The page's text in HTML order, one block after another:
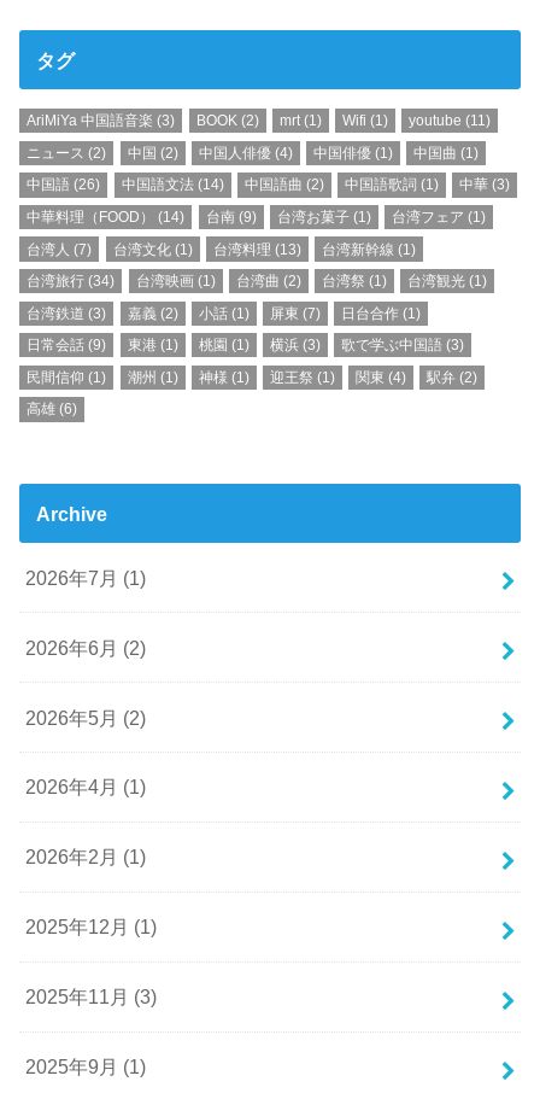
タグ
AriMiYa 中国語音楽 (3) BOOK(2) mrt(1) Wifi (1) youtube (11)
ニュース (2) 中国 (2) 中国人俳優(4) 中国俳優 (1) 中国曲 (1)
中国語 (26) 中国語文法 (14) 中国語曲 (2) 中国語歌詞 (1) 中華 (3)
中華料理（FOOD）
(14) 台南 (9) 台湾お菓子(1) 台湾フェア (1)
台湾人 (7) 台湾文化(1) 台湾料理 (13) 台湾新幹線 (1)
台湾旅行 (34) 台湾映画(1) 台湾曲 (2) 台湾祭 (1) 台湾観光 (1)
台湾鉄道 (3) 嘉義 (2) 小話(1) 屏東 (7) 日台合作 (1)
日常会話 (9) 東港(1) 桃園 (1) 横浜 (3) 歌で学ぶ中国語 (3)
民間信仰 (1) 潮州 (1) 神様 (1) 迎王祭 (1) 関東 (4) 駅弁 (2)
高雄 (6)
Archive
2026年7月 (1)
2026年6月 (2)
2026年5月 (2)
2026年4月 (1)
2026年2月 (1)
2025年12月 (1)
2025年11月 (3)
2025年9月 (1)